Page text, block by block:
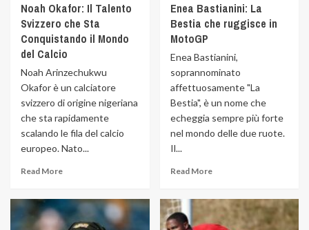
Noah Okafor: Il Talento
Svizzero che Sta
Conquistando il Mondo
del Calcio
Noah Arinzechukwu
Okafor è un calciatore
svizzero di origine nigeriana
che sta rapidamente
scalando le fila del calcio
europeo. Nato...
Read More
Enea Bastianini: La
Bestia che ruggisce in
MotoGP
Enea Bastianini,
soprannominato
affettuosamente "La
Bestia", è un nome che
echeggia sempre più forte
nel mondo delle due ruote.
Il...
Read More